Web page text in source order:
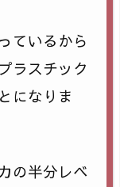
ているから
ラスチック
になりま
の半分レベ